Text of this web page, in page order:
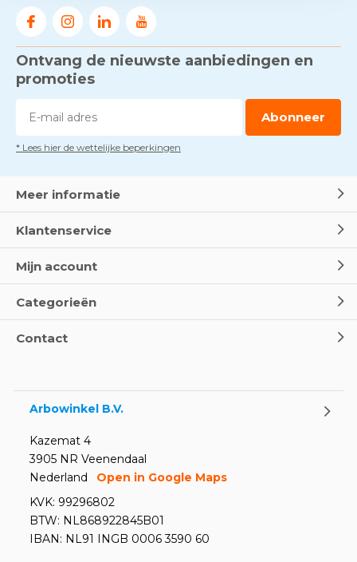
Ontvang de nieuwste aanbiedingen en
promoties
Abonneer
* Lees hier de wettelijke beperkingen
Meer informatie
Klantenservice
Mijn account
Categorieën
Contact
Arbowinkel B.V.
Kazemat 4
3905 NR Veenendaal
Nederland
Open in Google Maps
KVK: 99296802
BTW: NL868922845B01
IBAN: NL91 INGB 0006 3590 60